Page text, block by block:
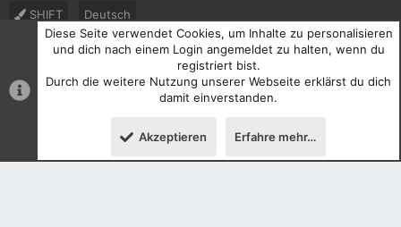
SHIFT
Deutsch
Nutzungsbedingungen
Datenschutz Hilfe und Impressum
S
S
Diese Seite verwendet Cookies, um Inhalte zu personalisieren
und dich nach einem Login angemeldet zu halten, wenn du
registriert bist.
Durch die weitere Nutzung unserer Webseite erklärst du dich
damit einverstanden.
Akzeptieren Erfahre mehr…